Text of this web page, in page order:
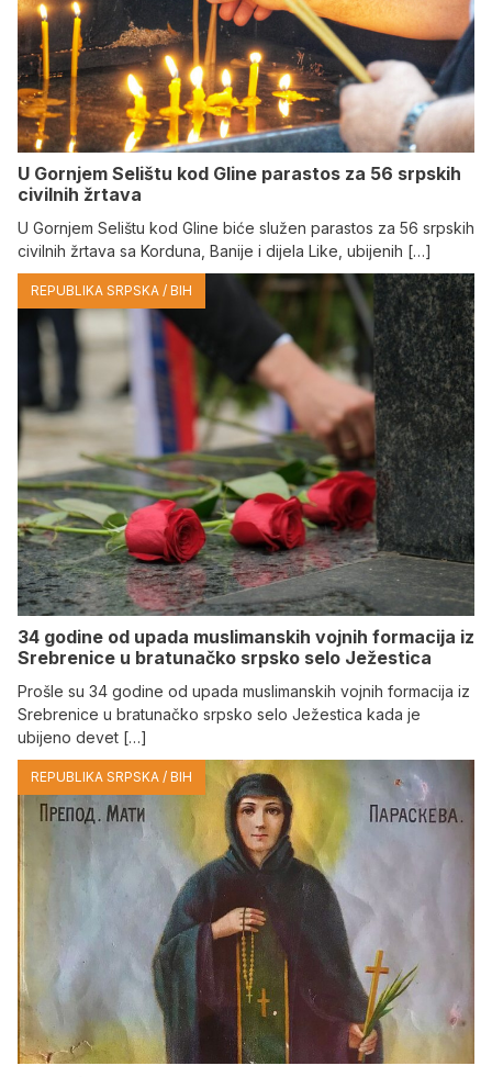
U Gornjem Selištu kod Gline parastos za 56 srpskih
civilnih žrtava
U Gornjem Selištu kod Gline biće služen parastos za 56 srpskih
civilnih žrtava sa Korduna, Banije i dijela Like, ubijenih […]
REPUBLIKA SRPSKA / BIH
34 godine od upada muslimanskih vojnih formacija iz
Srebrenice u bratunačko srpsko selo Јežestica
Prošle su 34 godine od upada muslimanskih vojnih formacija iz
Srebrenice u bratunačko srpsko selo Јežestica kada je
ubijeno devet […]
REPUBLIKA SRPSKA / BIH